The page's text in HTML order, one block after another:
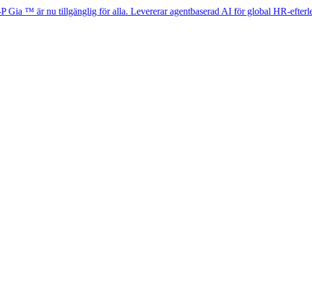
tillgänglig för alla. Levererar agentbaserad AI för global HR-efterlevnad i stor